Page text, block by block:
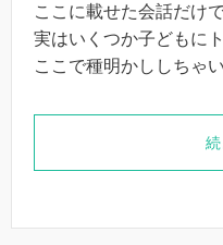
ここに載せた会話だけ
実はいくつか子どもに
ここで種明かししちゃい